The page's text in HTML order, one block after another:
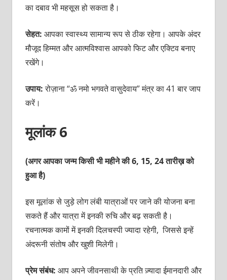
का दबाव भी महसूस हो सकता है।
सेहत: आपका स्वास्थ्य सामान्य रूप से ठीक रहेगा। आपके अंदर
मौजूद हिम्मत और आत्मविश्वास आपको फिट और एक्टिव बनाए
रखेंगे।
उपाय:रोज़ाना “ॐ नमो भगवते वासुदेवाय” मंत्र का 41 बार जाप
करें।
मूलांक 6
(अगर आपका जन्म किसी भी महीने की 6, 15, 24 तारीख़ को
हुआ है)
इस मूलांक से जुड़े लोग लंबी यात्राओं पर जाने की योजना बना
सकते हैं और यात्रा में इनकी रुचि और बढ़ सकती है।
रचनात्मक कामों में इनकी दिलचस्पी ज्यादा रहेगी, जिससे इन्हें
अंदरूनी संतोष और खुशी मिलेगी।
प्रेम संबंध: आप अपने जीवनसाथी के प्रति ज़्यादा ईमानदारी और